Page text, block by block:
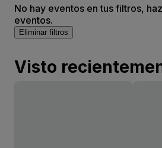
No hay eventos en tus filtros,
eventos.
Eliminar filtros
Visto